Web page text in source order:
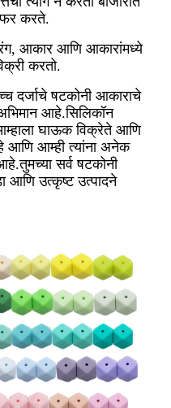
करते.
आकार आणि आकारांमध्ये
करतो.
दर्जाचे षटकोनी आकाराचे
आहे.सिलिकॉन
घाऊक विक्रेते आणि
आणि आम्ही त्यांना अनेक
सर्व षटकोनी
आणि उत्कृष्ट उत्पादने